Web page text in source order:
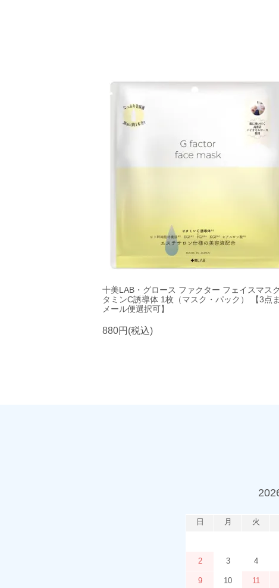
十美LAB・グロース ファクター フェイスマス
タミンC誘導体 1枚（マスク・パック） 【3点
メール便選択可】
880円(税込)
日 月 火
2 3 4
9 10 11